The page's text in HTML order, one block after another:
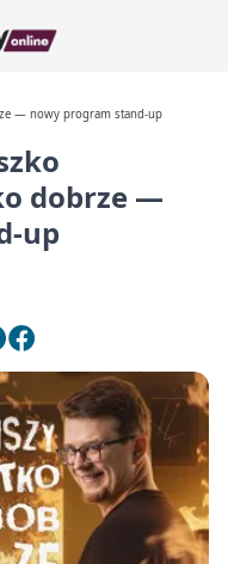
— nowy program stand-up
dobrze —
up